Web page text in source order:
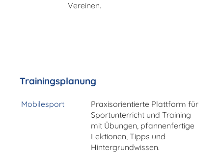
Vereinen.
Trainingsplanung
Mobilesport
Praxisorientierte Plattform für
Sportunterricht und Training
mit Übungen, pfannenfertige
Lektionen, Tipps und
Hintergrundwissen.